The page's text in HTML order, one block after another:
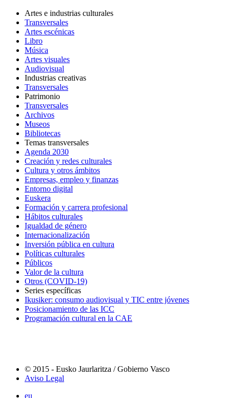
Artes e industrias culturales
Transversales
Artes escénicas
Libro
Música
Artes visuales
Audiovisual
Industrias creativas
Transversales
Patrimonio
Transversales
Archivos
Museos
Bibliotecas
Temas transversales
Agenda 2030
Creación y redes culturales
Cultura y otros ámbitos
Empresas, empleo y finanzas
Entorno digital
Euskera
Formación y carrera profesional
Hábitos culturales
Igualdad de género
Internacionalización
Inversión pública en cultura
Políticas culturales
Públicos
Valor de la cultura
Otros (COVID-19)
Series específicas
Ikusiker: consumo audiovisual y TIC entre jóvenes
Posicionamiento de las ICC
Programación cultural en la CAE
© 2015 - Eusko Jaurlaritza / Gobierno Vasco
Aviso Legal
eu